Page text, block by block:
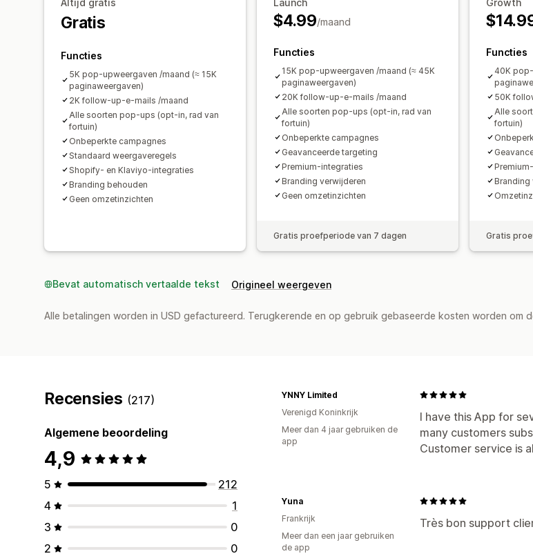
Segmentering
Gratis
Functies
5K pop-upweergaven /maand (≈ 15K
paginaweergaven)
2K follow-up-e-mails /maand
Alle soorten pop-ups (opt-in, rad van
fortuin)
Onbeperkte campagnes
Standaard weergaveregels
Shopify- en Klaviyo-integraties
Branding behouden
Geen omzetinzichten
$4.99/maand
Functies
15K pop-upweergaven /maand (≈ 45K
paginaweergaven)
20K follow-up-e-mails /maand
Alle soorten pop-ups (opt-in, rad van
fortuin)
Onbeperkte campagnes
Geavanceerde targeting
Premium-integraties
Branding verwijderen
Geen omzetinzichten
Gratis proefperiode van 7 dagen
Functies
40K
50K
Alle
fortuin)
Branding
Gratis
Bevat automatisch vertaalde tekst Origineel weergeven
Alle betalingen worden in USD gefactureerd. Terugkerende en op gebruik gebaseerde kosten worden om
Recensies (217)
Algemene beoordeling
4,9
5
212
4
1
3
0
2
0
I have this App for
many customers
Customer service is
YNNY Limited
Verenigd Koninkrijk
Meer dan 4 jaar gebruiken de
app
Très bon support
Yuna
Frankrijk
Meer dan een jaar gebruiken
de app